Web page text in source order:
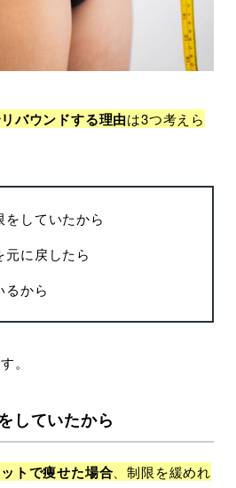
バウンドする理由は3つ考えら
をしていたから
元に戻したら
るから
。
していたから
トで痩せた場合 、制限を緩めれ